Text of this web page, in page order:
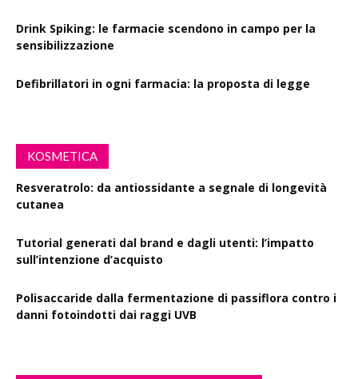
Drink Spiking: le farmacie scendono in campo per la
sensibilizzazione
Defibrillatori in ogni farmacia: la proposta di legge
KOSMETICA
Resveratrolo: da antiossidante a segnale di longevità
cutanea
Tutorial generati dal brand e dagli utenti: l’impatto
sull’intenzione d’acquisto
Polisaccaride dalla fermentazione di passiflora contro i
danni fotoindotti dai raggi UVB